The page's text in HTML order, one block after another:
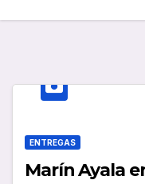
ENTREGAS
Marín Ayala